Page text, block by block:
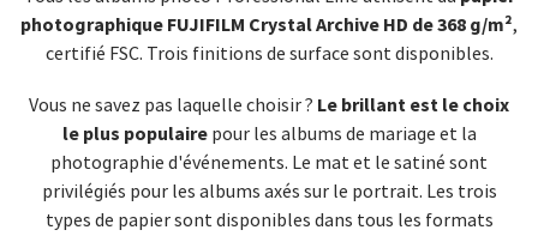
photographique FUJIFILM Crystal Archive HD de 368 g/m²,
certifié FSC. Trois finitions de surface sont disponibles.
Vous ne savez pas laquelle choisir ? Le brillant est le choix
le plus populairepour les albums de mariage et la
photographie d'événements. Le mat et le satiné sont
privilégiés pour les albums axés sur le portrait. Les trois
types de papier sont disponibles dans tous les formats